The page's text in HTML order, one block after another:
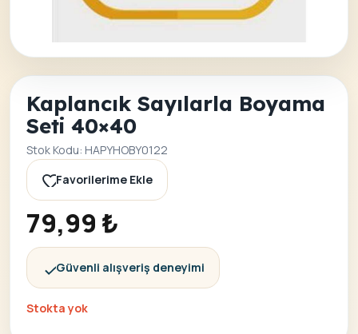
Kaplancık Sayılarla Boyama
Seti 40×40
Stok Kodu: HAPYHOBY0122
Favorilerime Ekle
79,99 ₺
Güvenli alışveriş deneyimi
Stokta yok